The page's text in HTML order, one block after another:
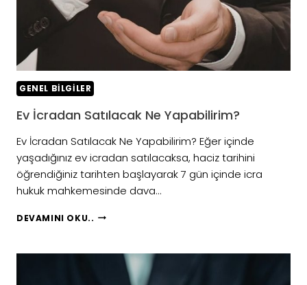
GENEL BILGILER
Ev İcradan Satılacak Ne Yapabilirim?
Ev İcradan Satılacak Ne Yapabilirim? Eğer içinde
yaşadığınız ev icradan satılacaksa, haciz tarihini
öğrendiğiniz tarihten başlayarak 7 gün içinde icra
hukuk mahkemesinde dava…
DEVAMINI OKU.. EV
NE
YAPABILIRIM?